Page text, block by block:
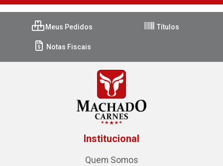
Meus Pedidos Títulos
Notas Fiscais
Institucional
Quem Somos